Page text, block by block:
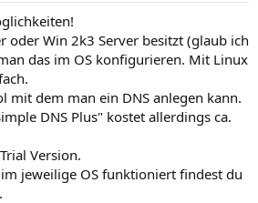
oder Win 2k3 Server besitzt (glaub ich
das im OS konfigurieren. Mit Linux
mit dem man ein DNS anlegen kann.
DNS Plus" kostet allerdings ca.
Version.
jeweilige OS funktioniert findest du